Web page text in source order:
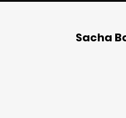
Sacha